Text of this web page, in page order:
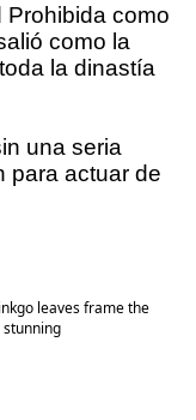
Prohibida como
como la
la dinastía
una seria
para actuar de